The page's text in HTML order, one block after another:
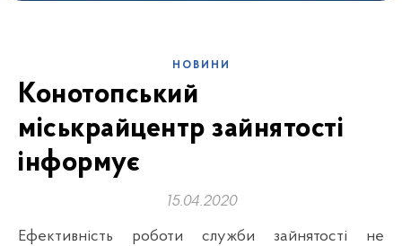
НОВИНИ
Конотопський
міськрайцентр зайнятості
інформує
15.04.2020
Ефективність роботи служби зайнятості не